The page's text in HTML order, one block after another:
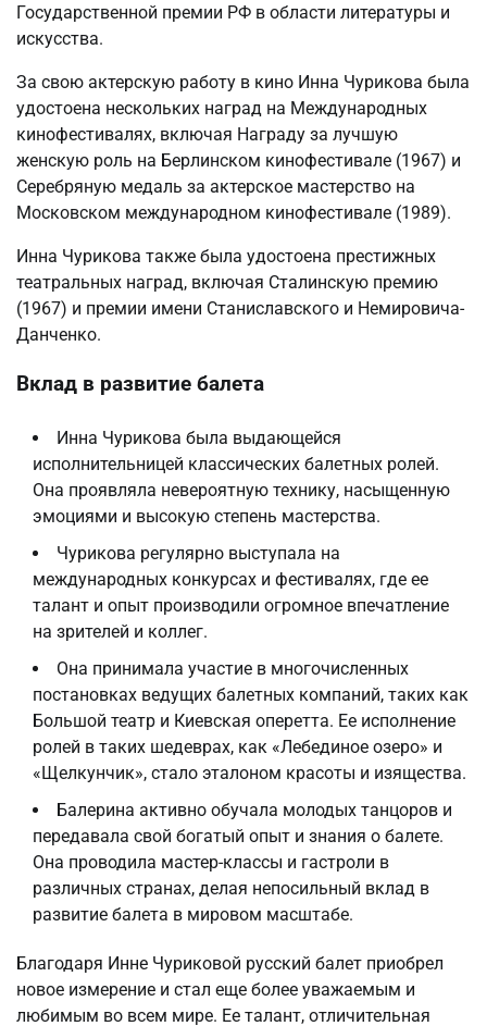
Государственной премии РФ в области литературы и
искусства.
За свою актерскую работу в кино Инна Чурикова была
удостоена нескольких наград на Международных
кинофестивалях, включая Награду за лучшую
женскую роль на Берлинском кинофестивале (1967) и
Серебряную медаль за актерское мастерство на
Московском международном кинофестивале (1989).
Инна Чурикова также была удостоена престижных
театральных наград, включая Сталинскую премию
(1967) и премии имени Станиславского и Немировича-
Данченко.
Вклад в развитие балета
Инна Чурикова была выдающейся
исполнительницей классических балетных ролей.
Она проявляла невероятную технику, насыщенную
эмоциями и высокую степень мастерства.
Чурикова регулярно выступала на
международных конкурсах и фестивалях, где ее
талант и опыт производили огромное впечатление
на зрителей и коллег.
Она принимала участие в многочисленных
постановках ведущих балетных компаний, таких как
Большой театр и Киевская оперетта. Ее исполнение
ролей в таких шедеврах, как «Лебединое озеро» и
«Щелкунчик», стало эталоном красоты и изящества.
Балерина активно обучала молодых танцоров и
передавала свой богатый опыт и знания о балете.
Она проводила мастер-классы и гастроли в
различных странах, делая непосильный вклад в
развитие балета в мировом масштабе.
Благодаря Инне Чуриковой русский балет приобрел
новое измерение и стал еще более уважаемым и
любимым во всем мире. Ее талант, отличительная